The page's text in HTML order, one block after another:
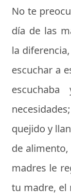
No te
día de las
la
escuchar a
quejido y
de alimento,
madres le
tu madre, el